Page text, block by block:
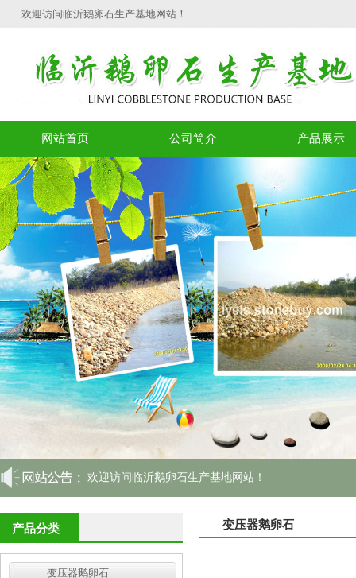
欢迎访问临沂鹅卵石生产基地网站！
网站首页 公司简介 产品展示
欢迎访问临沂鹅卵石生产基地网站！
产品分类
变压器鹅卵石
变压器鹅卵石